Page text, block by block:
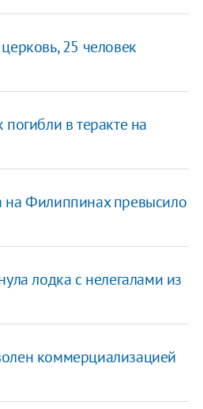
25 человек
в теракте на
на Филиппинах превысило
лодка с нелегалами из
коммерциализацией